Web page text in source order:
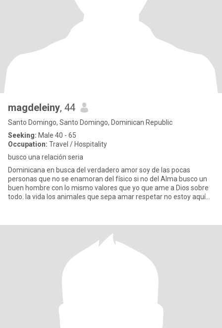
magdeleiny, 44
Santo Domingo, Santo Domingo, Dominican Republic
Seeking: Male 40 - 65
Occupation: Travel / Hospitality
busco una relación seria
Dominicana en busca del verdadero amor soy de las pocas
personas que no se enamoran del físico si no del Alma busco un
buen hombre con lo mismo valores que yo que ame a Dios sobre
todo. la vida los animales que sepa amar respetar no estoy aquí